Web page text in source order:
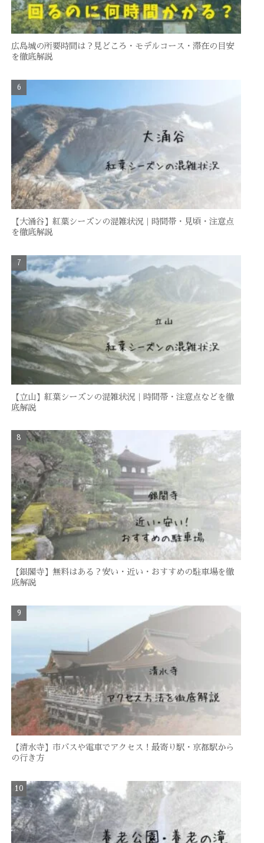
広島城の所要時間は？見どころ・モデルコース・滞在の目安
を徹底解説
【大涌谷】紅葉シーズンの混雑状況｜時間帯・見頃・注意点
を徹底解説
【立山】紅葉シーズンの混雑状況｜時間帯・注意点などを徹
底解説
【銀閣寺】無料はある？安い・近い・おすすめの駐車場を徹
底解説
【清水寺】市バスや電車でアクセス！最寄り駅・京都駅から
の行き方